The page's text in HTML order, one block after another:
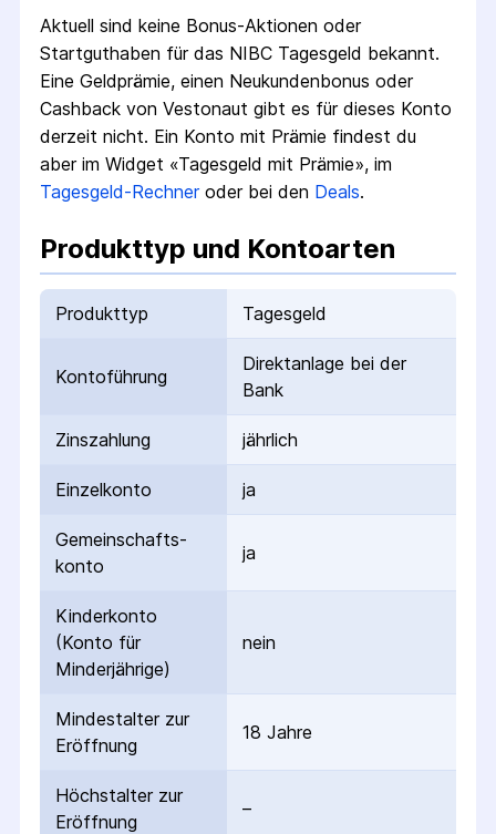
Aktuell sind keine Bonus-Aktionen oder
Startguthaben für das NIBC Tagesgeld bekannt.
Eine Geldprämie, einen Neukundenbonus oder
Cashback von Vestonaut gibt es für dieses Konto
derzeit nicht. Ein Konto mit Prämie findest du
aber im Widget «Tagesgeld mit Prämie», im
Tagesgeld-Rechneroder bei den Deals.
Produkttyp und Kontoarten
Produkttyp Tagesgeld
Kontoführung
Direktanlage bei der
Bank
Zinszahlung jährlich
Einzelkonto ja
Gemeinschafts­
konto
ja
Kinderkonto
(Konto für
Minderjährige)
nein
Mindestalter zur
Eröffnung
18 Jahre
Höchstalter zur
Eröffnung
–